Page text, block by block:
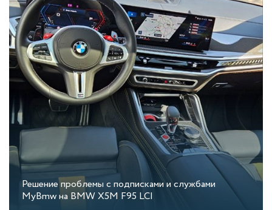
Решение проблемы с подписками и службами
MyBmw на BMW X5M F95 LCI